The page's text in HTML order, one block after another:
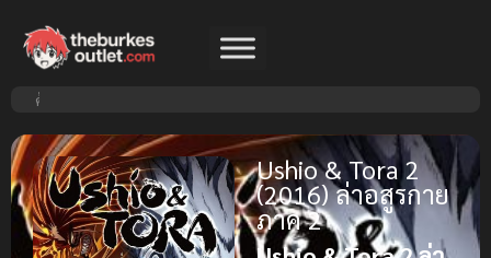
Ushio & Tora 2
(2016) ล่าอสูรกาย
ภาค 2